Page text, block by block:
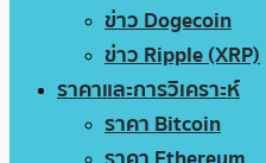
ข่าว Dogecoin
ข่าว Ripple (XRP)
ราคาและการวิเคราะห์
ราคา Bitcoin